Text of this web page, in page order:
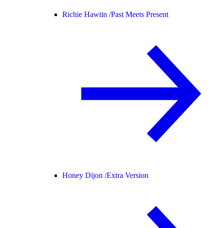
Richie Hawtin /Past Meets Present
Honey Dijon /Extra Version